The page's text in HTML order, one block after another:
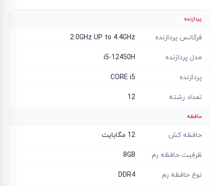
پردازنده
فرکانس پردازنده 2.0GHz UP to 4.4GHz
مدل پردازنده i5-12450H
پردازنده CORE i5
تعداد رشته 12
حافظه
حافظه کش 12 مگابایت
ظرفیت حافظه رم 8GB
نوع حافظه رم DDR4